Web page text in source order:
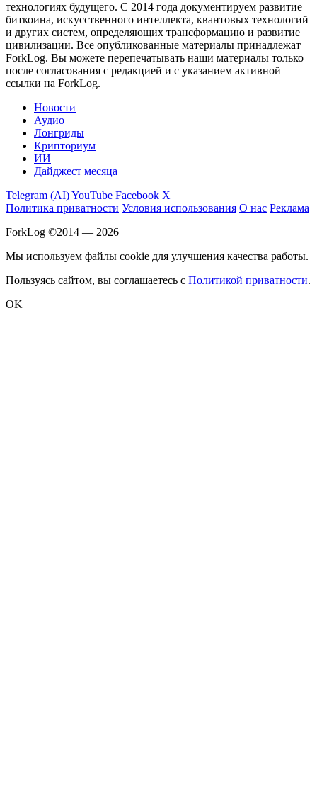
технологиях будущего. С 2014 года документируем развитие
биткоина, искусственного интеллекта, квантовых технологий
и других систем, определяющих трансформацию и развитие
цивилизации. Все опубликованные материалы принадлежат
ForkLog. Вы можете перепечатывать наши материалы только
после согласования с редакцией и с указанием активной
ссылки на ForkLog.
Новости
Аудио
Лонгриды
Крипториум
ИИ
Дайджест месяца
Telegram (AI)YouTube Facebook X
Политика приватности Условия использования О нас Реклама
ForkLog ©2014 — 2026
Мы используем файлы cookie для улучшения качества работы.
Пользуясь сайтом, вы соглашаетесь с Политикой приватности.
OK